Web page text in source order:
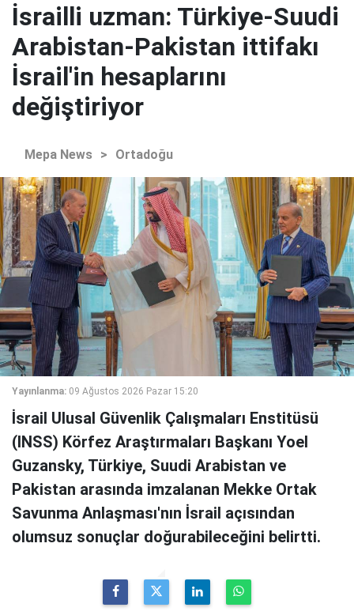
İsrailli uzman: Türkiye-Suudi
Arabistan-Pakistan ittifakı
İsrail'in hesaplarını
değiştiriyor
Mepa News > Ortadoğu
Yayınlanma: 09 Ağustos 2026 Pazar 15:20
İsrail Ulusal Güvenlik Çalışmaları Enstitüsü
(INSS) Körfez Araştırmaları Başkanı Yoel
Guzansky, Türkiye, Suudi Arabistan ve
Pakistan arasında imzalanan Mekke Ortak
Savunma Anlaşması'nın İsrail açısından
olumsuz sonuçlar doğurabileceğini belirtti.